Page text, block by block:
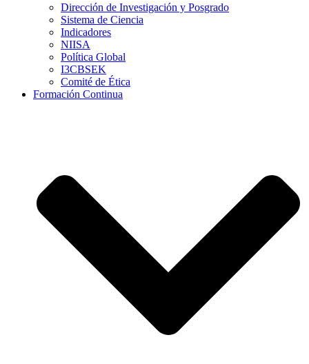
Dirección de Investigación y Posgrado
Sistema de Ciencia
Indicadores
NIISA
Política Global
I3CBSEK
Comité de Ética
Formación Continua